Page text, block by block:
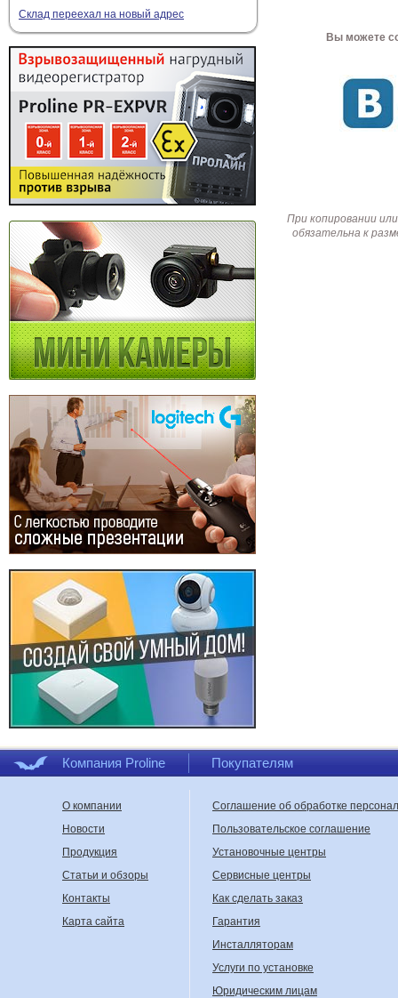
Склад переехал на новый адрес
Вы можете
При копировании
обязательна к
Компания Proline Покупателям
О компании
Новости
Продукция
Статьи и обзоры
Контакты
Карта сайта
Соглашение об обработке
Пользовательское соглашение
Установочные центры
Сервисные центры
Как сделать заказ
Гарантия
Инсталляторам
Услуги по установке
Юридическим лицам